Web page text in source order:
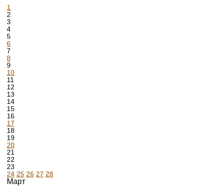
1
2
3
4
5
6
7
8
9
10
11
12
13
14
15
16
17
18
19
20
21
22
23
24 25 26 27 28
Март